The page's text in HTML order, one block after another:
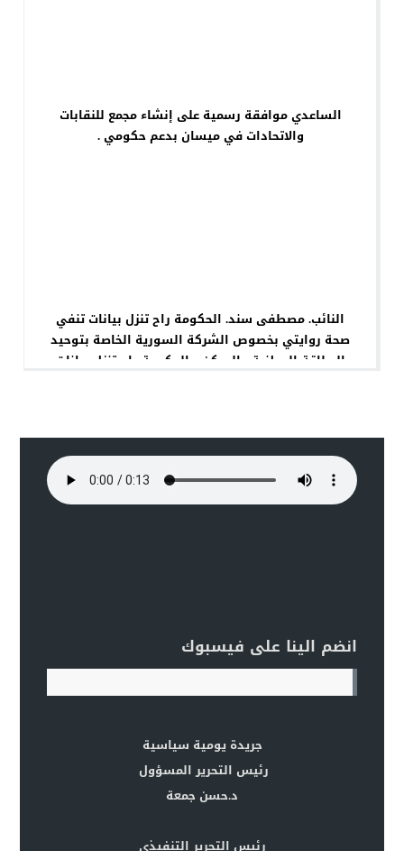
الساعدي موافقة رسمية على إنشاء مجمع للنقابات
والاتحادات في ميسان بدعم حكومي .
النائب. مصطفى سند. الحكومة راح تنزل بيانات تنفي
صحة روايتي بخصوص الشركة السورية الخاصة بتوحيد
البطاقة الوطنية والسكن .. الحكومة راح تنزل بيانات
انضم الينا على فيسبوك
جريدة يومية سياسية
رئيس التحرير المسؤول
د.حسن جمعة
رئيس التحرير التنفيذي